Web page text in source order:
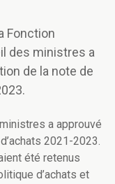
Fonction
des ministres a
de la note de
a approuvé
2021-2023.
été retenus
d’achats et